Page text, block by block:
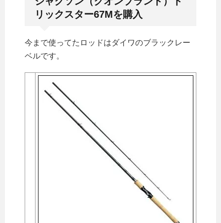
リックスター67Mを購入
今まで使ってたロッドはダイワのブラックレー
ベルです。